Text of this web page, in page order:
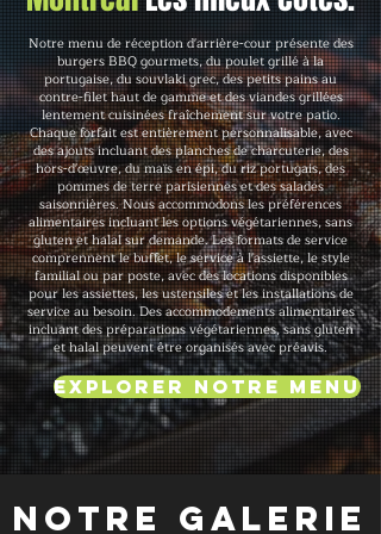
Notre menu de réception d'arrière-cour présente des
burgers BBQ gourmets, du poulet grillé à la
portugaise, du souvlaki grec, des petits pains au
contre-filet haut de gamme et des viandes grillées
lentement cuisinées fraîchement sur votre patio.
Chaque forfait est entièrement personnalisable, avec
des ajouts incluant des planches de charcuterie, des
hors-d'œuvre, du maïs en épi, du riz portugais, des
pommes de terre parisiennes et des salades
saisonnières. Nous accommodons les préférences
alimentaires incluant les options végétariennes, sans
gluten et halal sur demande. Les formats de service
comprennent le buffet, le service à l'assiette, le style
familial ou par poste, avec des locations disponibles
pour les assiettes, les ustensiles et les installations de
service au besoin. Des accommodements alimentaires
incluant des préparations végétariennes, sans gluten
et halal peuvent être organisés avec préavis.
Explorer notre menu
Notre galerie